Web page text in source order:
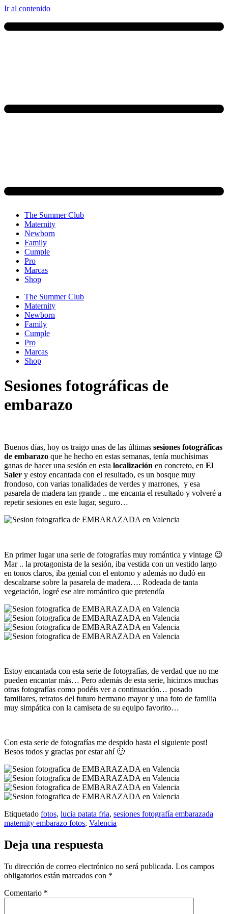
Ir al contenido
The Summer Club
Maternity
Newborn
Family
Cumple
Pro
Marcas
Shop
The Summer Club
Maternity
Newborn
Family
Cumple
Pro
Marcas
Shop
Sesiones fotográficas de
embarazo
Buenos días, hoy os traigo unas de las últimas sesiones fotográficas
de embarazo que he hecho en estas semanas, tenía muchísimas
ganas de hacer una sesión en esta localización en concreto, en El
Saler y estoy encantada con el resultado, es un bosque muy
frondoso, con varias tonalidades de verdes y marrones, y esa
pasarela de madera tan grande .. me encanta el resultado y volveré a
repetir sesiones en este lugar, seguro…
En primer lugar una serie de fotografías muy romántica y vintage 😉
Mar .. la protagonista de la sesión, iba vestida con un vestido largo
en tonos claros, iba genial con el entorno y además no dudó en
descalzarse sobre la pasarela de madera…. Rodeada de tanta
vegetación, logré ese aire romántico que pretendía
Estoy encantada con esta serie de fotografías, de verdad que no me
pueden encantar más… Pero además de esta serie, hicimos muchas
otras fotografías como podéis ver a continuación… posado
familiares, retratos del futuro hermano mayor y una foto de familia
muy simpática con la camiseta de su equipo favorito…
Con esta serie de fotografías me despido hasta el siguiente post!
Besos todos y gracias por estar ahí 🙂
Etiquetado fotos, lucia patata fria, sesiones fotografía embarazada
maternity embarazo fotos, Valencia
Deja una respuesta
Tu dirección de correo electrónico no será publicada. Los campos
obligatorios están marcados con *
Comentario *